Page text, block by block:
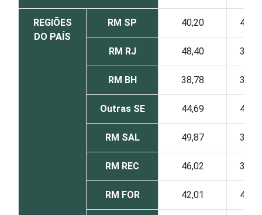
REGIÕES
DO PAÍS
RM SP 40,20 41,86
RM RJ 48,40 37,77
RM BH 38,78 34,33
Outras SE 44,69 41,23
RM SAL 49,87 32,12
RM REC 46,02 38,76
RM FOR 42,01 42,99